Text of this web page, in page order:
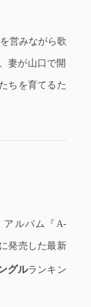
営みながら歌
妻が山口で開
ちを育てるた
アルバム『A-
発売した最新
グルランキン